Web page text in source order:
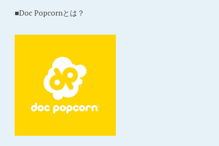
■Doc Popcornとは？